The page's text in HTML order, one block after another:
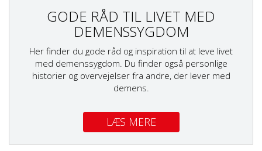
GODE RÅD TIL LIVET MED
DEMENSSYGDOM
Her finder du gode råd og inspiration til at leve livet
med demenssygdom. Du finder også personlige
historier og overvejelser fra andre, der lever med
demens.
LÆS MERE